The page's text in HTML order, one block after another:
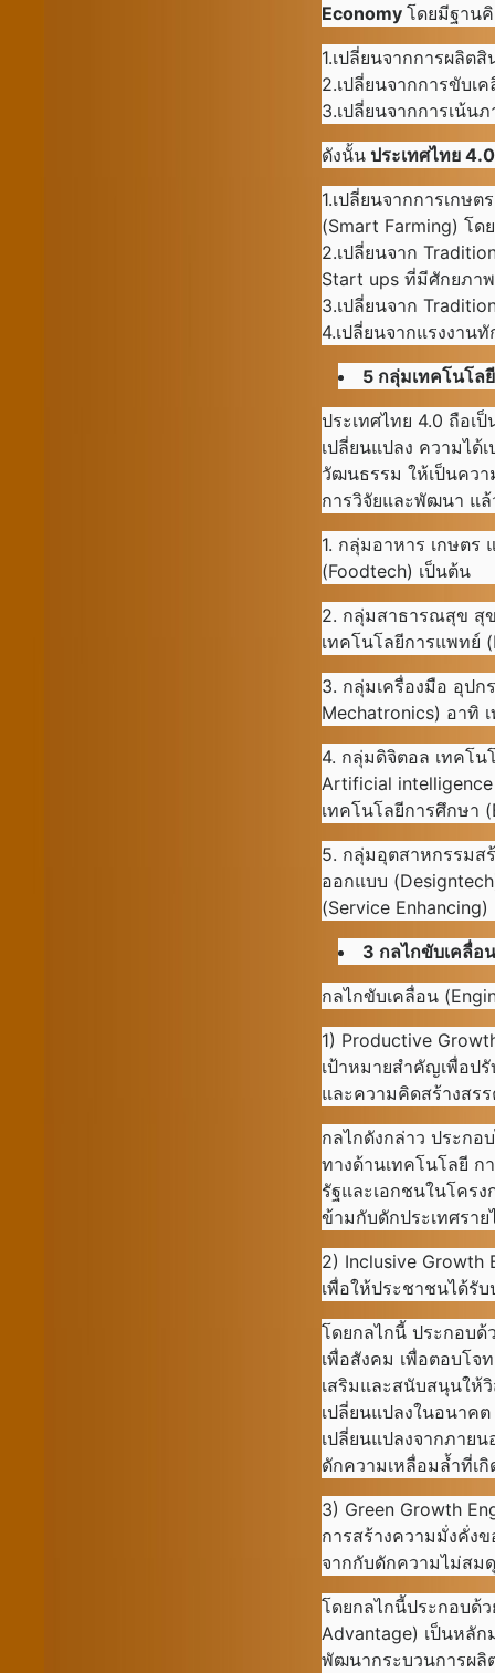
Economy โดยมีฐาน
1.เปลี่ยนจากการผลิ
2.เปลี่ยนจากการขับเ
3.เปลี่ยนจากการเน้น
ดังนั้นประเทศไทย
1.เปลี่ยนจากการเกษ
(Smart Farming) โด
2.เปลี่ยนจาก
Start ups ที่มีศักยภา
3.เปลี่ยนจาก
4.เปลี่ยนจากแรงงาน
5 กลุ่มเทคโนโล
ประเทศไทย 4.0 ถือเ
เปลี่ยนแปลง ความได้
วัฒนธรรม ให้เป็นควา
การวิจัยและพัฒนา แล้
1. กลุ่มอาหาร เกษตร
(Foodtech) เป็นต้น
2. กลุ่มสาธารณสุข สุ
เทคโนโลยีการแพทย์
3. กลุ่มเครื่องมือ อุป
Mechatronics) อาทิ
4. กลุ่มดิจิตอล เทคโน
Artificial
เทคโนโลยีการศึกษา
5. กลุ่มอุตสาหกรรมส
ออกแบบ
(Service Enhancing)
3 กลไกขับเคลื่อ
กลไกขับเคลื่อน
1) Productive
เป้าหมายสำคัญเพื่อป
และความคิดสร้างสร
กลไกดังกล่าว ประกอ
ทางด้านเทคโนโลยี
รัฐและเอกชนในโคร
ข้ามกับดักประเทศรา
2) Inclusive Growth
เพื่อให้ประชาชนได้รั
โดยกลไกนี้ ประกอบด้
เพื่อสังคม เพื่อตอบโจ
เสริมและสนับสนุนให้
เปลี่ยนแปลงในอนาค
เปลี่ยนแปลงจากภาย
ดักความเหลื่อมล้ำที่เ
3) Green Growth
การสร้างความมั่งคั่ง
จากกับดักความไม่สม
โดยกลไกนี้ประกอบด้
Advantage) เป็นหลั
พัฒนากระบวนการผลิ